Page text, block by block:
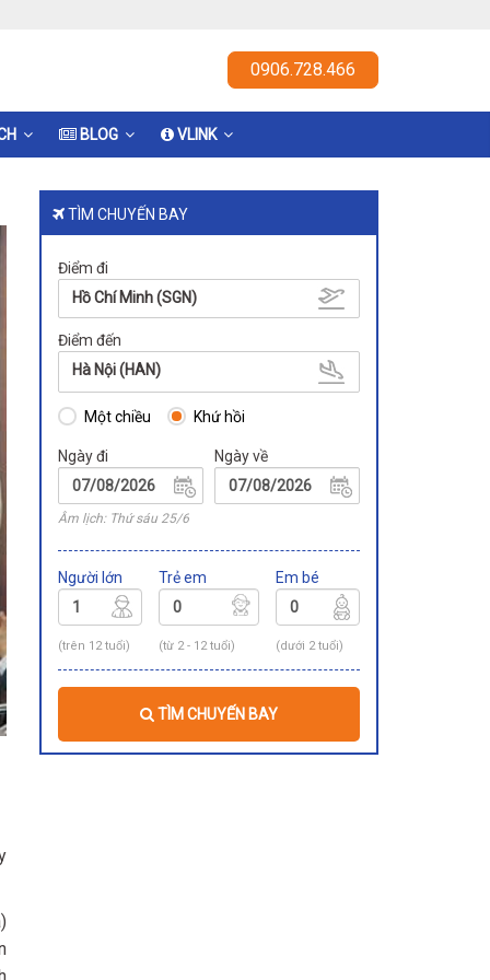
0906.728.466
BLOG VLINK
TÌM CHUYẾN BAY
Điểm đi
Hồ Chí Minh (SGN)
Điểm đến
Hà Nội (HAN)
Một chiều Khứ hồi
Ngày đi
Âm lịch: Thứ sáu 25/6
Ngày về
Người lớn
(trên 12 tuổi)
Trẻ em
(từ 2 - 12 tuổi)
Em bé
(dưới 2 tuổi)
TÌM CHUYẾN BAY